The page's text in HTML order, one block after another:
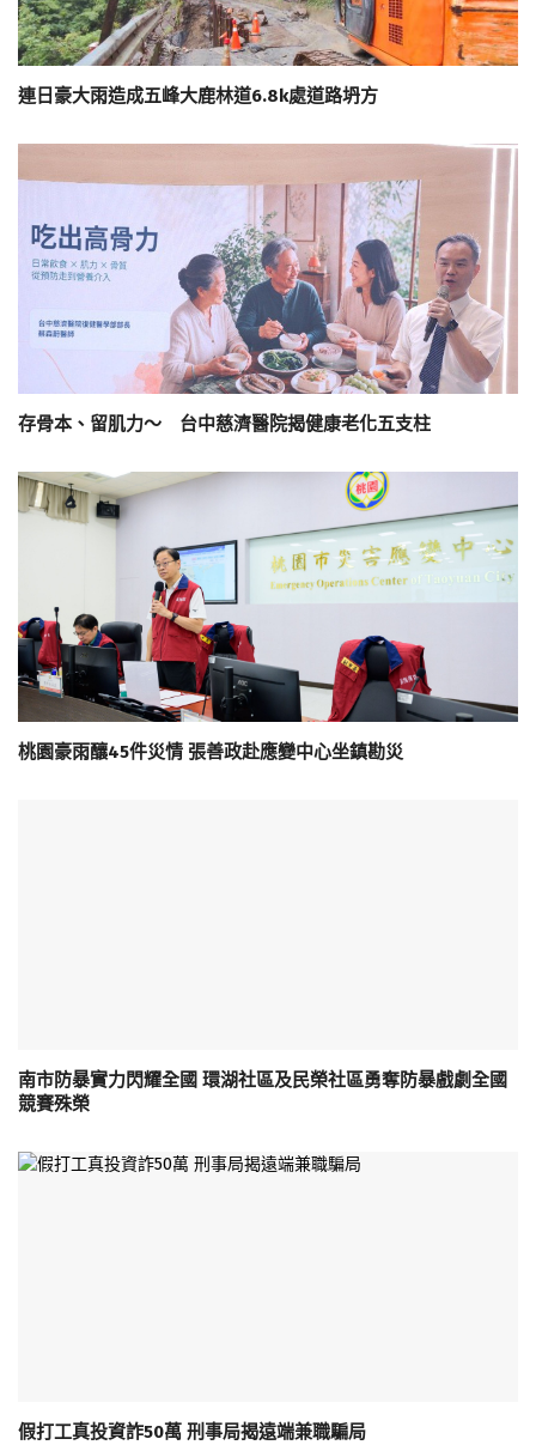
連日豪大雨造成五峰大鹿林道6.8k處道路坍方
存骨本、留肌力～ 台中慈濟醫院揭健康老化五支柱
桃園豪雨釀45件災情 張善政赴應變中心坐鎮勘災
南市防暴實力閃耀全國 環湖社區及民榮社區勇奪防暴戲劇全國
競賽殊榮
假打工真投資詐50萬 刑事局揭遠端兼職騙局